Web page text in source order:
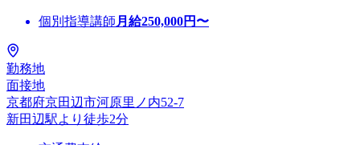
個別指導講師 月給250,000円〜
勤務地
面接地
京都府京田辺市河原里ノ内52-7
新田辺駅より徒歩2分